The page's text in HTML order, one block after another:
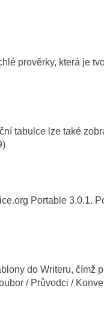
prověrky, která je
tabulce lze také
Portable 3.0.1.
do Writeru, čímž
/ Průvodci /